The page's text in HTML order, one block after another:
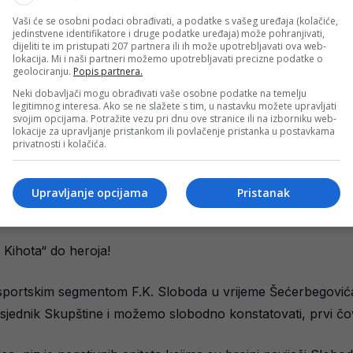
potvrda da je klub sa administrativno-
navijače a klubovi postoje radi sportskog
rezultate i tu sve počinje i završava. Ali da se od
je na njegovu žalost među velikom većinom
dugovanja, blokirane račune, tužbe i pozajmice.
klub i udarili mu temelje za ozbiljno funkcionisanje u
koja je u klub donosila svoj novac, bez pozajmica i tužbi
do heroja!
segmentom F.K. Sloboda u vrijeme
Skupštine i možemo slobodno konstatovati, prvi
Vaši će se osobni podaci obrađivati, a podatke s vašeg uređaja (kolačiće,
jedinstvene identifikatore i druge podatke uređaja) može pohranjivati,
dijeliti te im pristupati 207 partnera ili ih može upotrebljavati ova web-
lokacija. Mi i naši partneri možemo upotrebljavati precizne podatke o
geolociranju. Popis partnera.
Neki dobavljači mogu obrađivati vaše osobne podatke na temelju
legitimnog interesa. Ako se ne slažete s tim, u nastavku možete upravljati
svojim opcijama. Potražite vezu pri dnu ove stranice ili na izborniku web-
lokacije za upravljanje pristankom ili povlačenje pristanka u postavkama
privatnosti i kolačića.
Pristanak
Upravljanje opcijama